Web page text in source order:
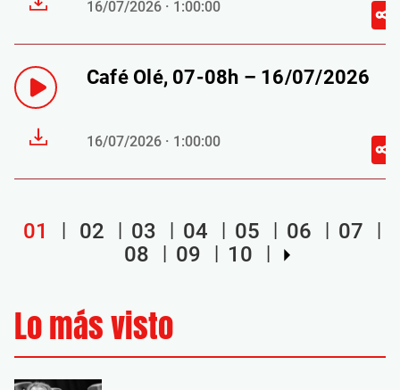
16/07/2026 · 1:00:00
Café Olé, 07-08h – 16/07/2026
16/07/2026 · 1:00:00
01 02 03 04 05 06
07
08
09 10
Lo más visto